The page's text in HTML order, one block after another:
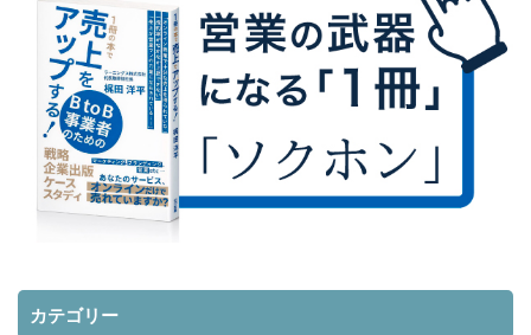
カテゴリー